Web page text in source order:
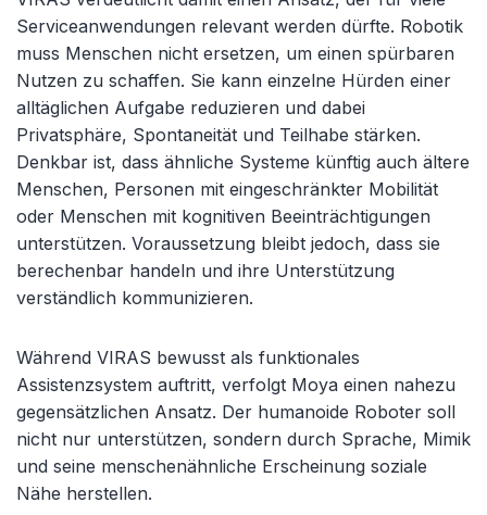
Serviceanwendungen relevant werden dürfte. Robotik
muss Menschen nicht ersetzen, um einen spürbaren
Nutzen zu schaffen. Sie kann einzelne Hürden einer
alltäglichen Aufgabe reduzieren und dabei
Privatsphäre, Spontaneität und Teilhabe stärken.
Denkbar ist, dass ähnliche Systeme künftig auch ältere
Menschen, Personen mit eingeschränkter Mobilität
oder Menschen mit kognitiven Beeinträchtigungen
unterstützen. Voraussetzung bleibt jedoch, dass sie
berechenbar handeln und ihre Unterstützung
verständlich kommunizieren.
Während VIRAS bewusst als funktionales
Assistenzsystem auftritt, verfolgt Moya einen nahezu
gegensätzlichen Ansatz. Der humanoide Roboter soll
nicht nur unterstützen, sondern durch Sprache, Mimik
und seine menschenähnliche Erscheinung soziale
Nähe herstellen.